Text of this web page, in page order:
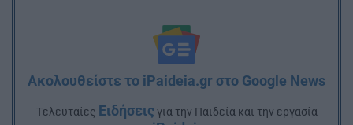
Ακολουθείστε το iPaideia.gr στο Google News
Tελευταίες Ειδήσειςγια την Παιδεία και την εργασία